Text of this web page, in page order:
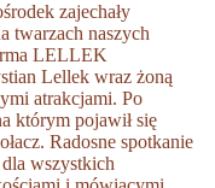
zajechały
twarzach naszych
LELLEK
Lellek wraz żoną
atrakcjami. Po
którym pojawił się
Radosne spotkanie
wszystkich